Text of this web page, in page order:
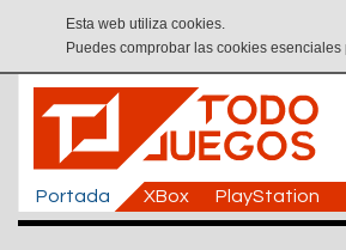
Esta web utiliza cookies.
Puedes comprobar las cookies esenciales
Portada XBox PlayStation